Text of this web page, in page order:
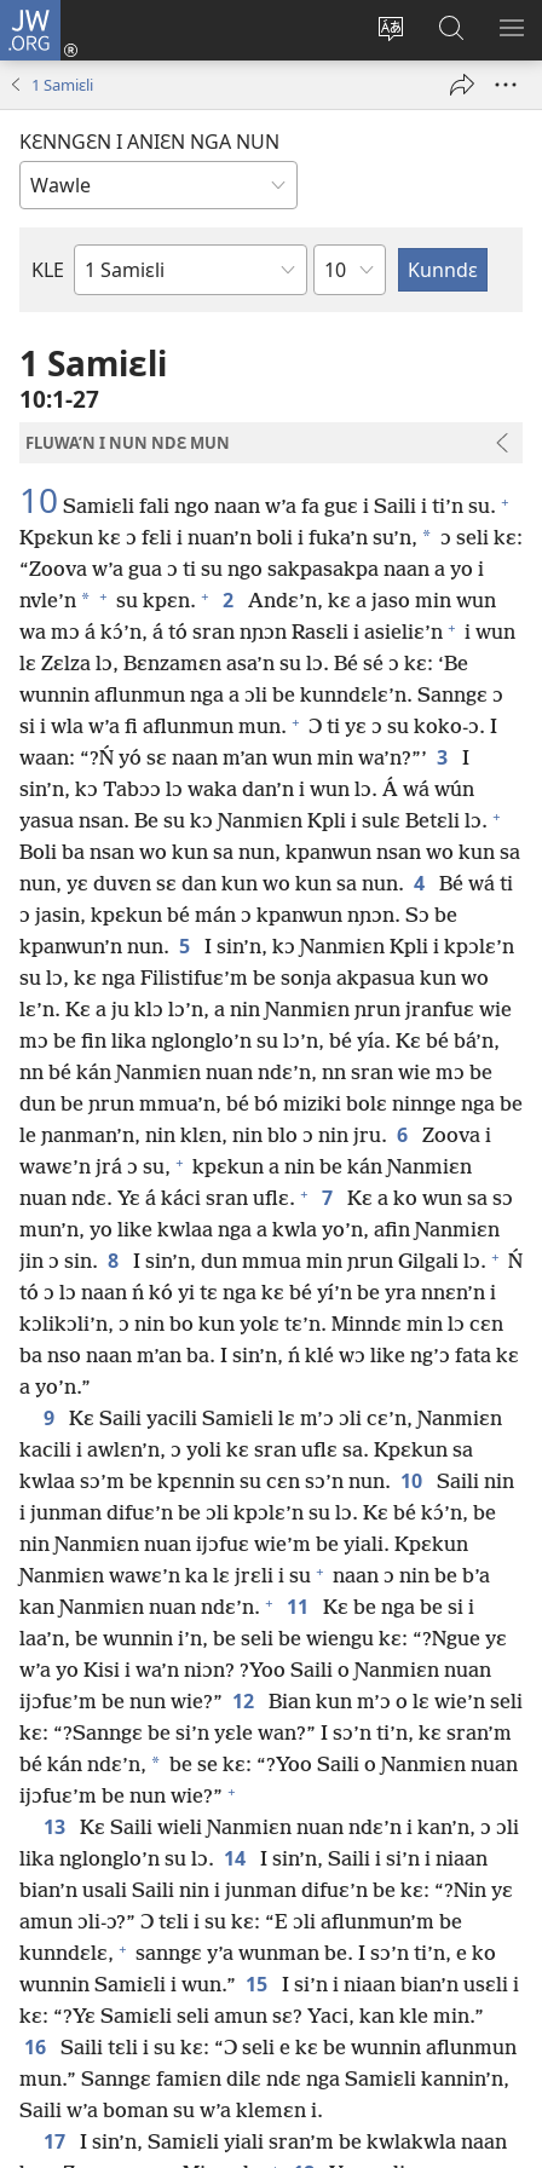
JW.ORG
Kaci
aniɛn'n
Wlu
nun
Kunndɛ
JW.ORG
su
1 Samiɛli
KƐNNGƐN I ANIƐN NGA NUN
KLE
Biblu'n
Ndɛ
tre
1 Samiɛli
10:1-27
FLUWA’N I NUN NDƐ MUN
10 Samiɛli fali ngo naan w’a fa guɛ i Saili i ti’n su. +
Kpɛkun kɛ ɔ fɛli i nuan’n boli i fuka’n su’n, * ɔ seli kɛ:
“Zoova w’a gua ɔ ti su ngo sakpasakpa naan a yo i
nvle’n * + su kpɛn. + 2
Andɛ’n, kɛ a jaso min wun
wa mɔ á kɔ́’n, á tó sran nɲɔn Rasɛli i asieliɛ’n + i wun
lɛ Zɛlza lɔ, Bɛnzamɛn asa’n su lɔ. Bé sé ɔ kɛ: ‘Be
wunnin aflunmun nga a ɔli be kunndɛlɛ’n. Sanngɛ ɔ
si i wla w’a fi aflunmun mun. + Ɔ ti yɛ ɔ su koko-ɔ. I
waan: “?Ń yó sɛ naan m’an wun min wa’n?”’ 3
I
sin’n, kɔ Tabɔɔ lɔ waka dan’n i wun lɔ. Á wá wún
yasua nsan. Be su kɔ Ɲanmiɛn Kpli i sulɛ Betɛli lɔ. +
Boli ba nsan wo kun sa nun, kpanwun nsan wo kun sa
nun, yɛ duvɛn sɛ dan kun wo kun sa nun. 4
Bé wá ti
ɔ jasin, kpɛkun bé mán ɔ kpanwun nɲɔn. Sɔ be
kpanwun’n nun. 5
I sin’n, kɔ Ɲanmiɛn Kpli i kpɔlɛ’n
su lɔ, kɛ nga Filistifuɛ’m be sonja akpasua kun wo
lɛ’n. Kɛ a ju klɔ lɔ’n, a nin Ɲanmiɛn ɲrun jranfuɛ wie
mɔ be fin lika nglonglo’n su lɔ’n, bé yía. Kɛ bé bá’n,
nn bé kán Ɲanmiɛn nuan ndɛ’n, nn sran wie mɔ be
dun be ɲrun mmua’n, bé bó miziki bolɛ ninnge nga be
le ɲanman’n, nin klɛn, nin blo ɔ nin jru. 6
Zoova i
wawɛ’n jrá ɔ su, + kpɛkun a nin be kán Ɲanmiɛn
nuan ndɛ. Yɛ á káci sran uflɛ. + 7
Kɛ a ko wun sa sɔ
mun’n, yo like kwlaa nga a kwla yo’n, afin Ɲanmiɛn
jin ɔ sin. 8 I sin’n, dun mmua min ɲrun Gilgali lɔ. + Ń
tó ɔ lɔ naan ń kó yi tɛ nga kɛ bé yí’n be yra nnɛn’n i
kɔlikɔli’n, ɔ nin bo kun yolɛ tɛ’n. Minndɛ min lɔ cɛn
ba nso naan m’an ba. I sin’n, ń klé wɔ like ng’ɔ fata kɛ
a yo’n.”
9
Kɛ Saili yacili Samiɛli lɛ m’ɔ ɔli cɛ’n, Ɲanmiɛn
kacili i awlɛn’n, ɔ yoli kɛ sran uflɛ sa. Kpɛkun sa
kwlaa sɔ’m be kpɛnnin su cɛn sɔ’n nun. 10
Saili nin
i junman difuɛ’n be ɔli kpɔlɛ’n su lɔ. Kɛ bé kɔ́’n, be
nin Ɲanmiɛn nuan ijɔfuɛ wie’m be yiali. Kpɛkun
Ɲanmiɛn wawɛ’n ka lɛ jrɛli i su + naan ɔ nin be b’a
kan Ɲanmiɛn nuan ndɛ’n. + 11
Kɛ be nga be si i
laa’n, be wunnin i’n, be seli be wiengu kɛ: “?Ngue yɛ
w’a yo Kisi i wa’n niɔn? ?Yoo Saili o Ɲanmiɛn nuan
ijɔfuɛ’m be nun wie?” 12
Bian kun m’ɔ o lɛ wie’n seli
kɛ: “?Sanngɛ be si’n yɛle wan?” I sɔ’n ti’n, kɛ sran’m
bé kán ndɛ’n, * be se kɛ: “?Yoo Saili o Ɲanmiɛn nuan
ijɔfuɛ’m be nun wie?” +
13
Kɛ Saili wieli Ɲanmiɛn nuan ndɛ’n i kan’n, ɔ ɔli
lika nglonglo’n su lɔ. 14
I sin’n, Saili i si’n i niaan
bian’n usali Saili nin i junman difuɛ’n be kɛ: “?Nin yɛ
amun ɔli-ɔ?” Ɔ tɛli i su kɛ: “E ɔli aflunmun’m be
kunndɛlɛ, + sanngɛ y’a wunman be. I sɔ’n ti’n, e ko
wunnin Samiɛli i wun.” 15
I si’n i niaan bian’n usɛli i
kɛ: “?Yɛ Samiɛli seli amun sɛ? Yaci, kan kle min.”
16
Saili tɛli i su kɛ: “Ɔ seli e kɛ be wunnin aflunmun
mun.” Sanngɛ famiɛn dilɛ ndɛ nga Samiɛli kannin’n,
Saili w’a boman su w’a klemɛn i.
17
I sin’n, Samiɛli yiali sran’m be kwlakwla naan